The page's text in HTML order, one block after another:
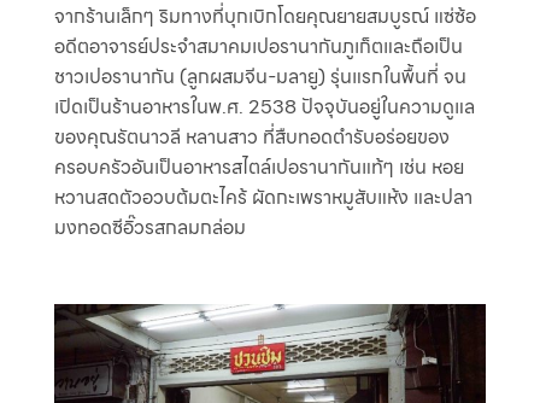
จากร้านเล็กๆ ริมทางที่บุกเบิกโดยคุณยายสมบูรณ์ แซ่ซ้อ
อดีตอาจารย์ประจำสมาคมเปอรานากันภูเก็ตและถือเป็น
ชาวเปอรานากัน (ลูกผสมจีน-มลายู) รุ่นแรกในพื้นที่ จน
เปิดเป็นร้านอาหารในพ.ศ. 2538 ปัจจุบันอยู่ในความดูแล
ของคุณรัตนาวลี หลานสาว ที่สืบทอดตำรับอร่อยของ
ครอบครัวอันเป็นอาหารสไตล์เปอรานากันแท้ๆ เช่น หอย
หวานสดตัวอวบต้มตะไคร้ ผัดกะเพราหมูสับแห้ง และปลา
มงทอดซีอิ๊วรสกลมกล่อม